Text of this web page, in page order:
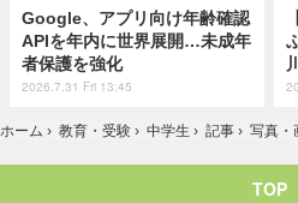
Google、アプリ向け年齢確認
APIを年内に世界展開…未成年
者保護を強化
2026.7.31 Fri 13:45
ホーム › 教育・受験 › 中学生 › 記事 › 写真・
TOP